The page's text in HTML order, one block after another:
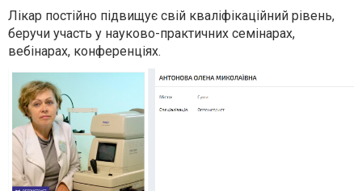
Лікар постійно підвищує свій кваліфікаційний рівень,
беручи участь у науково-практичних семінарах,
вебінарах, конференціях.